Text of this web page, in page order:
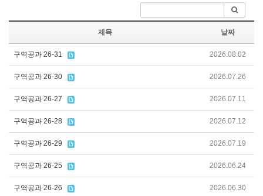
제목 날짜
구역공과 26-31 2026.08.02
구역공과 26-30 2026.07.26
구역공과 26-27 2026.07.11
구역공과 26-28 2026.07.12
구역공과 26-29 2026.07.19
구역공과 26-25 2026.06.24
구역공과 26-26 2026.06.30